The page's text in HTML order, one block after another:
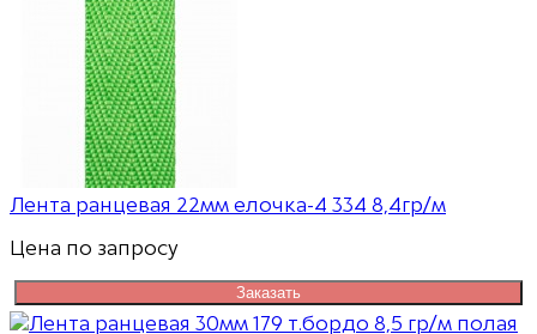
Лента ранцевая 22мм елочка-4 334 8,4гр/м
Цена по запросу
Заказать